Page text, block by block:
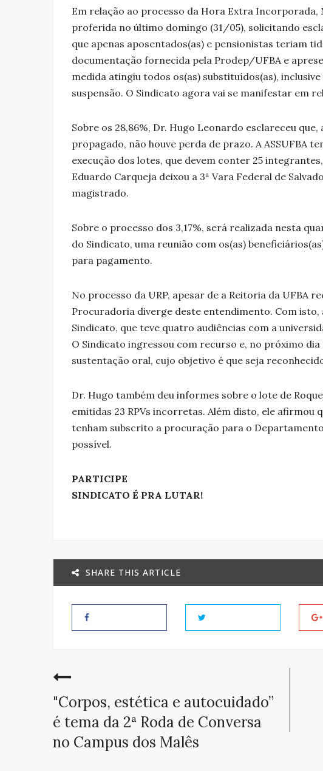
Em relação ao processo da Hora Extra Incorporada,
proferida no último domingo (31/05), solicitando
que apenas aposentados(as) e pensionistas teriam
documentação fornecida pela Prodep/UFBA e
medida atingiu todos os(as) substituídos(as),
suspensão. O Sindicato agora vai se manifestar em
Sobre os 28,86%, Dr. Hugo Leonardo esclareceu
propagado, não houve perda de prazo. A ASSUFBA
execução dos lotes, que devem conter 25
Eduardo Carqueja deixou a 3ª Vara Federal de
magistrado.
Sobre o processo dos 3,17%, será realizada nesta
do Sindicato, uma reunião com os(as)
para pagamento.
No processo da URP, apesar de a Reitoria da UFBA
Procuradoria diverge deste entendimento. Com
Sindicato, que teve quatro audiências com a
O Sindicato ingressou com recurso e, no próximo
sustentação oral, cujo objetivo é que seja
Dr. Hugo também deu informes sobre o lote de
emitidas 23 RPVs incorretas. Além disto, ele afirmou
tenham subscrito a procuração para o
possível.
PARTICIPE
SINDICATO É PRA LUTAR!
SHARE THIS ARTICLE
"Corpos, estética e autocuidado”
é tema da 2ª Roda de Conversa
no Campus dos Malês